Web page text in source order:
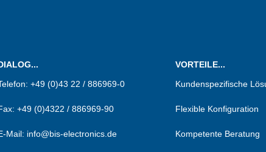
+49 (0)43 22 / 886969-0
+49 (0)4322 / 886969-90
Mail: info@bis-electronics.de
VORTEILE...
Kundenspezifische
Flexible Konfiguration
Kompetente Beratung